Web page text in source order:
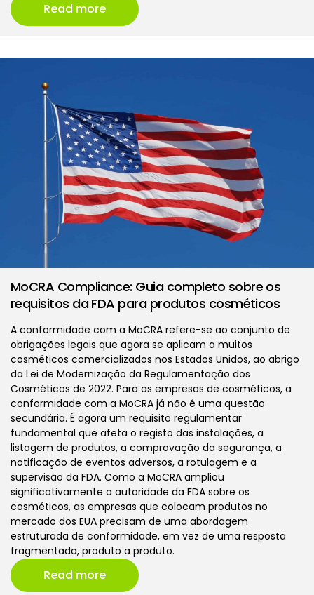
Read more
MoCRA Compliance: Guia completo sobre os
requisitos da FDA para produtos cosméticos
A conformidade com a MoCRA refere-se ao conjunto de
obrigações legais que agora se aplicam a muitos
cosméticos comercializados nos Estados Unidos, ao abrigo
da Lei de Modernização da Regulamentação dos
Cosméticos de 2022. Para as empresas de cosméticos, a
conformidade com a MoCRA já não é uma questão
secundária. É agora um requisito regulamentar
fundamental que afeta o registo das instalações, a
listagem de produtos, a comprovação da segurança, a
notificação de eventos adversos, a rotulagem e a
supervisão da FDA. Como a MoCRA ampliou
significativamente a autoridade da FDA sobre os
cosméticos, as empresas que colocam produtos no
mercado dos EUA precisam de uma abordagem
estruturada de conformidade, em vez de uma resposta
fragmentada, produto a produto.
Read more